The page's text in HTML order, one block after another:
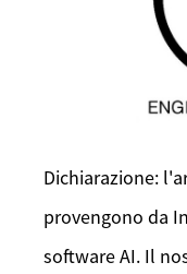
Dichiarazione:
provengono da
software AI. Il